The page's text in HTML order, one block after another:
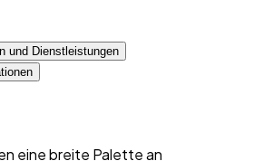
und Dienstleistungen
eine breite Palette an